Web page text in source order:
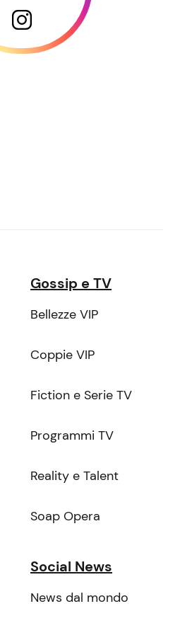
Gossip e TV
Bellezze VIP
Coppie VIP
Fiction e Serie TV
Programmi TV
Reality e Talent
Soap Opera
Social News
News dal mondo